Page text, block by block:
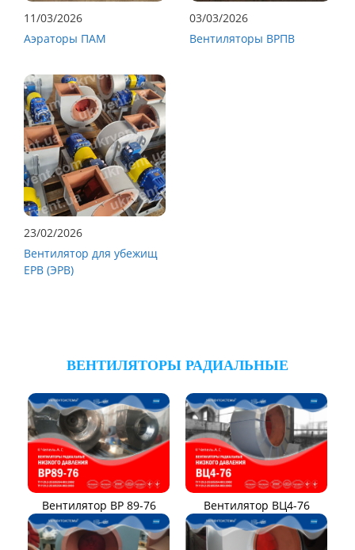
11/03/2026
Аэраторы ПАМ
03/03/2026
Вентиляторы ВРПВ
23/02/2026
Вентилятор для убежищ
ЕРВ (ЭРВ)
ВЕНТИЛЯТОРЫ РАДИАЛЬНЫЕ
Вентилятор ВР 89-76 Вентилятор ВЦ4-76